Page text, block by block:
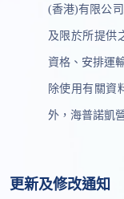
(香港)有限公
及限於所提供
資格、安排運
除使用有關資
外，海普諾凱
更新及修改通知